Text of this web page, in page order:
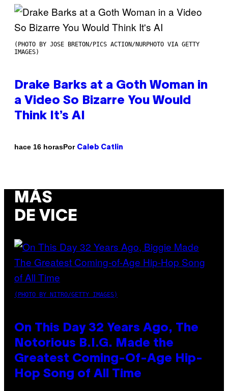
(PHOTO BY JOSE BRETON/PICS ACTION/NURPHOTO VIA GETTY
IMAGES)
Drake Barks at a Goth Woman in
a Video So Bizarre You Would
Think It’s AI
hace 16 horasPor Caleb Catlin
MÁS
DE VICE
(PHOTO BY NITRO/GETTY IMAGES)
On This Day 32 Years Ago, The
Notorious B.I.G. Made the
Greatest Coming-Of-Age Hip-
Hop Song of All Time